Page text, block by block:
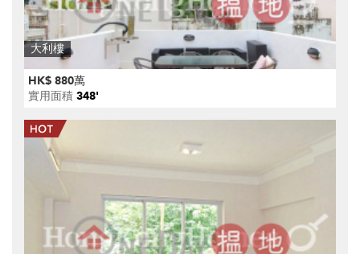
大利樓
HK$ 880萬
實用面積 348'